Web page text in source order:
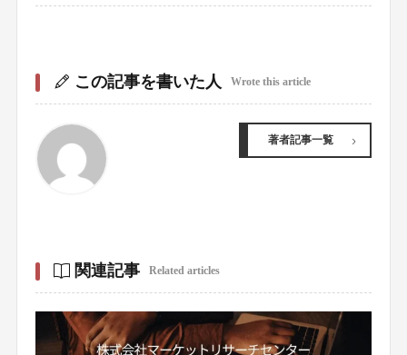
この記事を書いた人 Wrote this article
著者記事一覧
関連記事 Related articles